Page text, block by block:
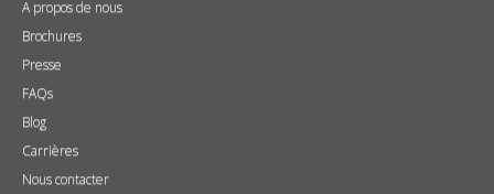
A propos de nous
Brochures
Presse
FAQs
Blog
Carrières
Nous contacter